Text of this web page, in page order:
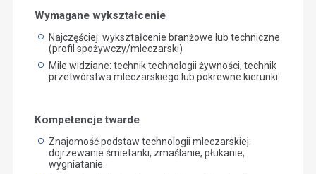
Wymagane wykształcenie
Najczęściej: wykształcenie branżowe lub techniczne
(profil spożywczy/mleczarski)
Mile widziane: technik technologii żywności, technik
przetwórstwa mleczarskiego lub pokrewne kierunki
Kompetencje twarde
Znajomość podstaw technologii mleczarskiej:
dojrzewanie śmietanki, zmaślanie, płukanie,
wygniatanie